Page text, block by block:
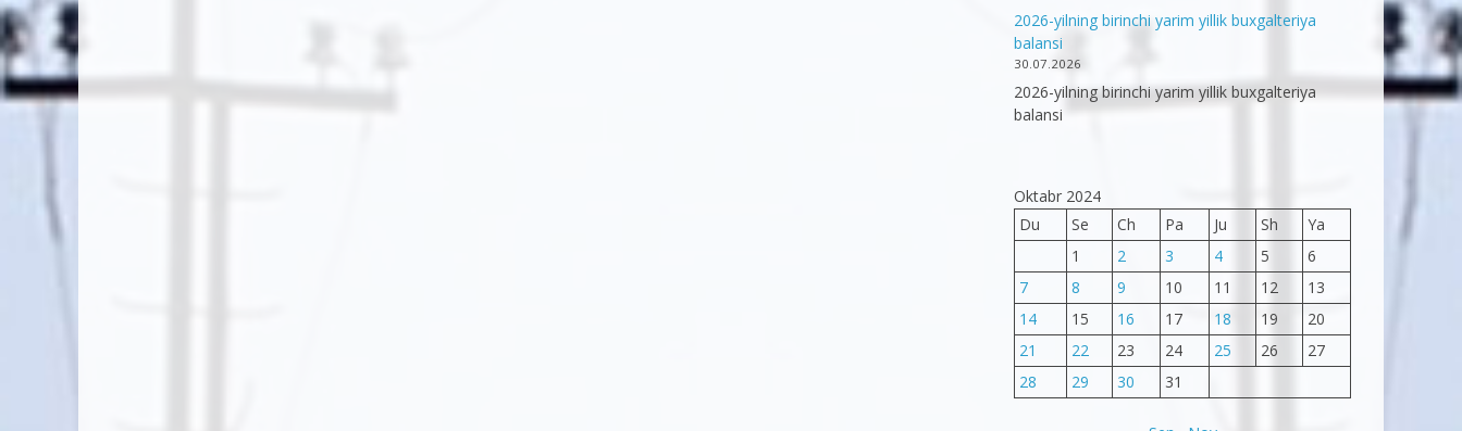
2026-yilning birinchi yarim yillik buxgalteriya
balansi
30.07.2026
2026-yilning birinchi yarim yillik buxgalteriya
balansi
Oktabr 2024
Du
Se Ch Pa Ju Sh
Ya
1
2 3 4 5
6
7
8 9 10 11 12
13
14
15 16 17 18 19
20
21
22 23 24 25 26
27
28
29 30 31